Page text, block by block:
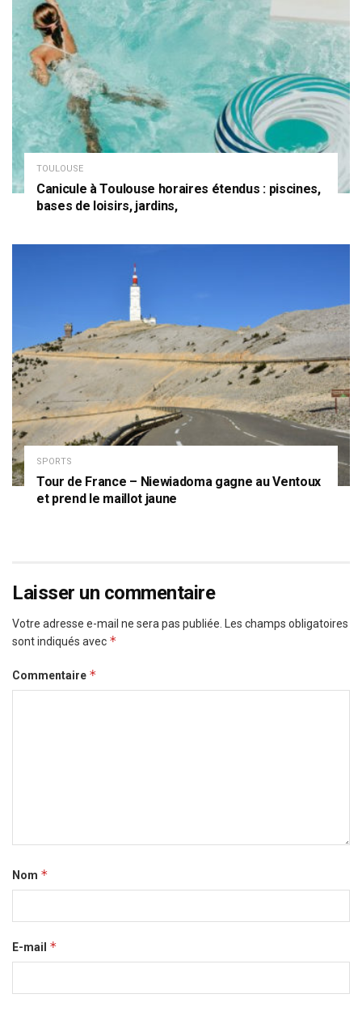
TOULOUSE
Canicule à Toulouse horaires étendus : piscines,
bases de loisirs, jardins,
SPORTS
Tour de France – Niewiadoma gagne au Ventoux
et prend le maillot jaune
Laisser un commentaire
Votre adresse e-mail ne sera pas publiée. Les champs obligatoires
sont indiqués avec *
Commentaire *
Nom *
E-mail *